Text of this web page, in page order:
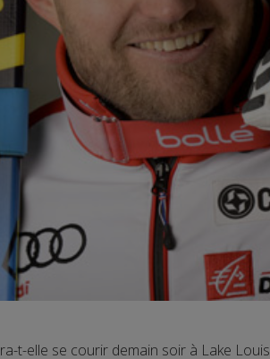
t-elle se courir demain soir à Lake